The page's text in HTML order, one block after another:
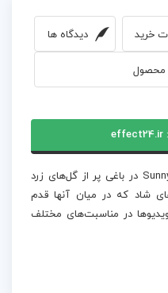
خرید دیدگاه ها
محصول
effect24.ir
پروژه افترافکت اسلایدشوی Sunny Photo در باغی پر از گل‌های زرد
شاد که در میان آنها قدم
در مناسبت‌های مختلف